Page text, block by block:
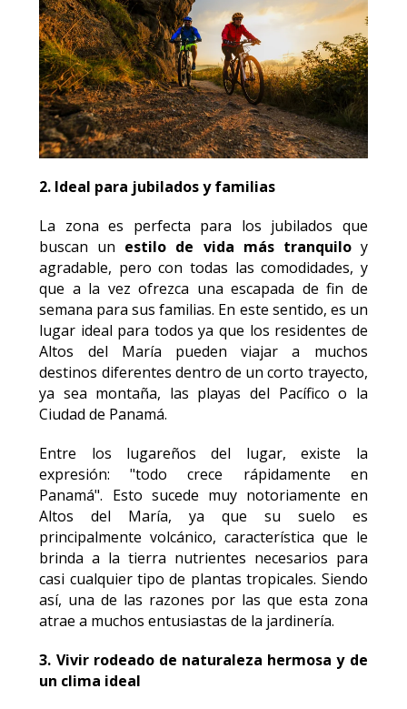
2. Ideal para jubilados y familias
La zona es perfecta para los jubilados que
buscan un estilo de vida más tranquiloy
agradable, pero con todas las comodidades, y
que a la vez ofrezca una escapada de fin de
semana para sus familias. En este sentido, es un
lugar ideal para todos ya que los residentes de
Altos del María pueden viajar a muchos
destinos diferentes dentro de un corto trayecto,
ya sea montaña, las playas del Pacífico o la
Ciudad de Panamá.
Entre los lugareños del lugar, existe la
expresión: "todo crece rápidamente en
Panamá". Esto sucede muy notoriamente en
Altos del María, ya que su suelo es
principalmente volcánico, característica que le
brinda a la tierra nutrientes necesarios para
casi cualquier tipo de plantas tropicales. Siendo
así, una de las razones por las que esta zona
atrae a muchos entusiastas de la jardinería.
3. Vivir rodeado de naturaleza hermosa y de
un clima ideal